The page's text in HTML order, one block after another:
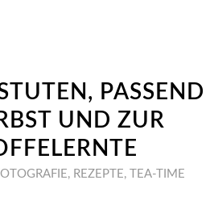
PASSEND
UND ZUR
, REZEPTE, TEA-TIME